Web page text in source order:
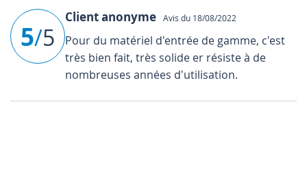
5/5
Client anonyme Avis du 18/08/2022
Pour du matériel d'entrée de gamme, c'est
très bien fait, très solide er résiste à de
nombreuses années d'utilisation.